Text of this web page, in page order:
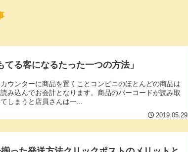
る客になるたった一つの方法」
ウンターに商品を置くことコンビニのほとんどの商品は
み込んでお会計となります。商品のバーコードが読み取
しまうと店員さんは一...
2019.05.29